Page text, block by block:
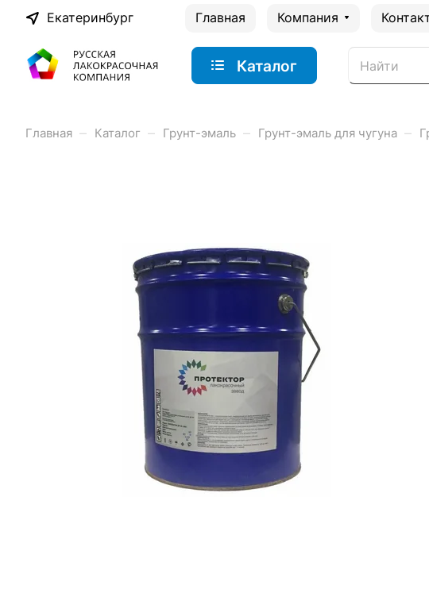
Екатеринбург Главная Компания
Каталог
Главная – Каталог – Грунт-эмаль – Грунт-эмаль для чугуна –